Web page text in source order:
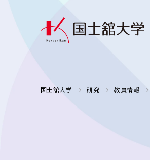
国士舘大学 研究 教員情報